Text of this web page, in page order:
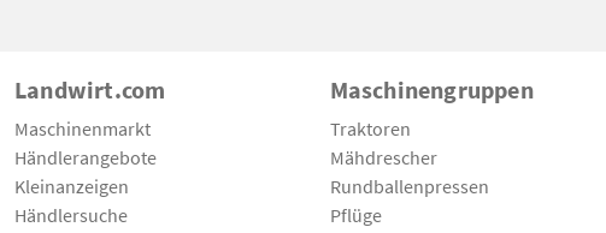
Landwirt.com
Maschinenmarkt
Händlerangebote
Kleinanzeigen
Händlersuche
Maschinengruppen
Traktoren
Mähdrescher
Rundballenpressen
Pflüge